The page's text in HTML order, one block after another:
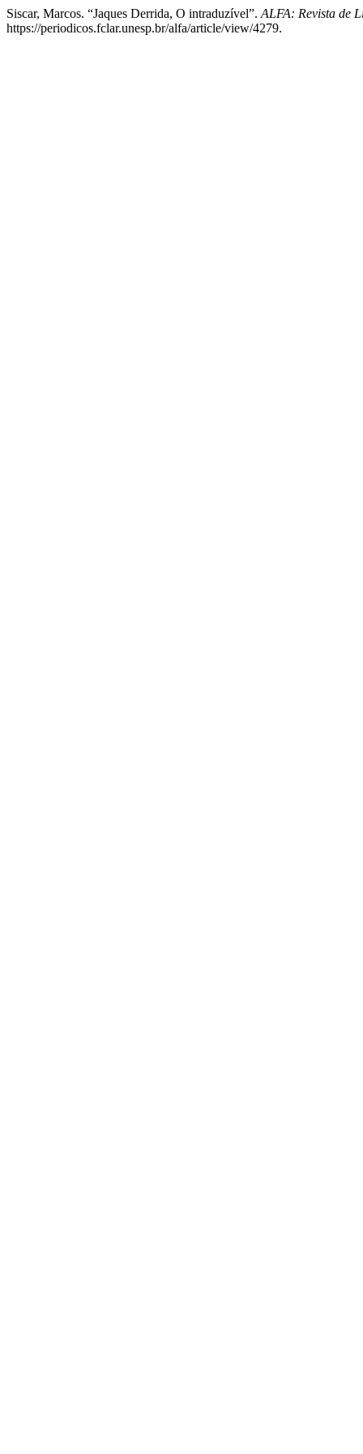
Siscar, Marcos. “Jaques Derrida, O intraduzível”. ALFA: Revista de
https://periodicos.fclar.unesp.br/alfa/article/view/4279.